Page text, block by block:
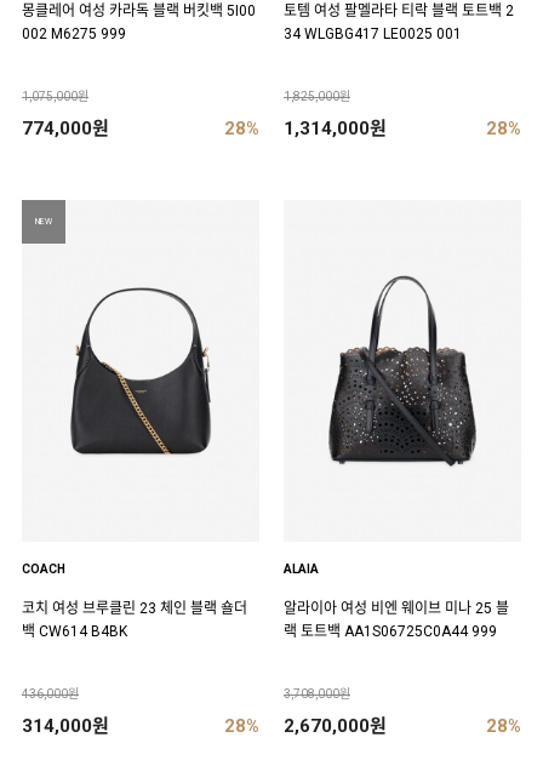
몽클레어 여성 카라독 블랙 버킷백 5I00
002 M6275 999
1,075,000원
774,000원 28%
토템 여성 팔멜라타 티락 블랙 토트백 2
34 WLGBG417 LE0025 001
1,825,000원
1,314,000원 28%
NEW
COACH
코치 여성 브루클린 23 체인 블랙 숄더
백 CW614 B4BK
436,000원
314,000원 28%
ALAIA
알라이아 여성 비엔 웨이브 미나 25 블
랙 토트백 AA1S06725C0A44 999
3,708,000원
2,670,000원 28%